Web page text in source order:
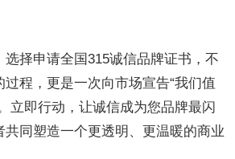
择申请全国315诚信品牌证书，不
程，更是一次向市场宣告“我们值
立即行动，让诚信成为您品牌最闪
共同塑造一个更透明、更温暖的商业